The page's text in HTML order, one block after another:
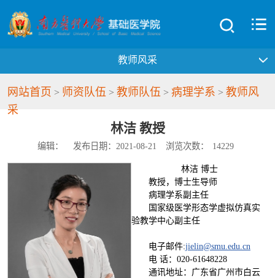
教师风采
网站首页 > 师资队伍 > 教师队伍 > 病理学系 > 教师风
采
林洁 教授
编辑： 发布日期：2021-08-21 浏览次数： 14229
林洁 博士
教授，博士生导师
病理学系副主任
国家级医学形态学虚拟仿真实
验教学中心副主任
电子邮件:jielin@smu.edu.cn
电 话：020-61648228
通讯地址：广东省广州市白云